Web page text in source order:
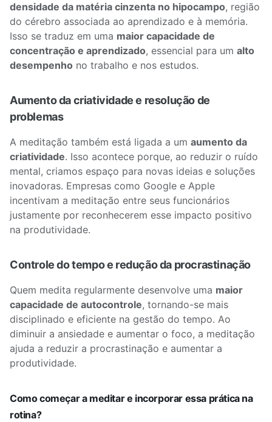
densidade da matéria cinzenta no hipocampo, região
do cérebro associada ao aprendizado e à memória.
Isso se traduz em uma maior capacidade de
concentração e aprendizado, essencial para um alto
desempenho no trabalho e nos estudos.
Aumento da criatividade e resolução de
problemas
A meditação também está ligada a um aumento da
criatividade. Isso acontece porque, ao reduzir o ruído
mental, criamos espaço para novas ideias e soluções
inovadoras. Empresas como Google e Apple
incentivam a meditação entre seus funcionários
justamente por reconhecerem esse impacto positivo
na produtividade.
Controle do tempo e redução da procrastinação
Quem medita regularmente desenvolve uma maior
capacidade de autocontrole, tornando-se mais
disciplinado e eficiente na gestão do tempo. Ao
diminuir a ansiedade e aumentar o foco, a meditação
ajuda a reduzir a procrastinação e aumentar a
produtividade.
Como começar a meditar e incorporar essa prática na
rotina?